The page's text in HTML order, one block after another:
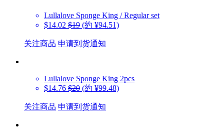
Lullalove Sponge King / Regular set
$14.02 $19 (約 ¥94.51)
关注商品 申请到货通知
Lullalove Sponge King 2pcs
$14.76 $20 (約 ¥99.48)
关注商品 申请到货通知